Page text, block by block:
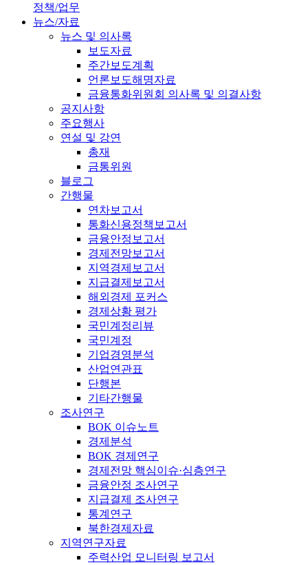
정책/업무
뉴스/자료
뉴스 및 의사록
보도자료
주간보도계획
언론보도해명자료
금융통화위원회 의사록 및 의결사항
공지사항
주요행사
연설 및 강연
총재
금통위원
블로그
간행물
연차보고서
통화신용정책보고서
금융안정보고서
경제전망보고서
지역경제보고서
지급결제보고서
해외경제 포커스
경제상황 평가
국민계정리뷰
국민계정
기업경영분석
산업연관표
단행본
기타간행물
조사연구
BOK 이슈노트
경제분석
BOK 경제연구
경제전망 핵심이슈·심층연구
금융안정 조사연구
지급결제 조사연구
통계연구
북한경제자료
지역연구자료
주력산업 모니터링 보고서